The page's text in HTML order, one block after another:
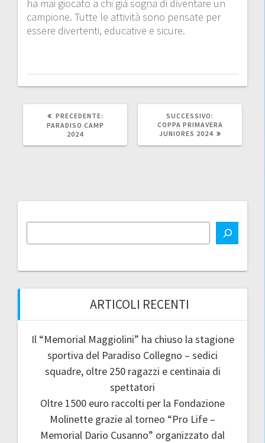
ha mai giocato a chi già sogna di diventare un
campione. Tutte le attività sono pensate per
essere divertenti, educative e sicure.
PRECEDENTE:
PRECEDENTE:
PARADISO CAMP
2024
SUCCESSIVO:
SUCCESSIVO:
COPPA PRIMAVERA
JUNIORES 2024
ARTICOLI RECENTI
Il “Memorial Maggiolini” ha chiuso la stagione
sportiva del Paradiso Collegno – sedici
squadre, oltre 250 ragazzi e centinaia di
spettatori
Oltre 1500 euro raccolti per la Fondazione
Molinette grazie al torneo “Pro Life –
Memorial Dario Cusanno” organizzato dal